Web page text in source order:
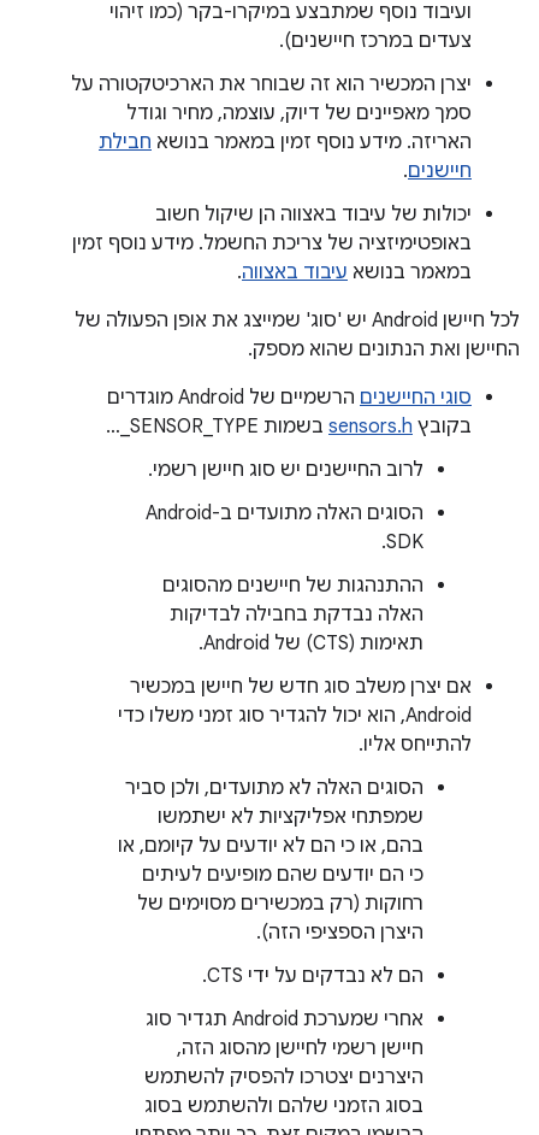
ועיבוד נוסף שמתבצע במיקרו-בקר (כמו זיהוי
צעדים במרכז חיישנים).
יצרן המכשיר הוא זה שבוחר את הארכיטקטורה על
סמך מאפיינים של דיוק, עוצמה, מחיר וגודל
האריזה. מידע נוסף זמין במאמר בנושא חבילת
חיישנים.
יכולות של עיבוד באצווה הן שיקול חשוב
באופטימיזציה של צריכת החשמל. מידע נוסף זמין
במאמר בנושא עיבוד באצווה.
לכל חיישן Android יש 'סוג' שמייצג את אופן הפעולה של
החיישן ואת הנתונים שהוא מספק.
סוגי החיישנים
הרשמיים של Android מוגדרים
בקובץ sensors.h בשמות SENSOR_TYPE_…
לרוב החיישנים יש סוג חיישן רשמי.
הסוגים האלה מתועדים ב-Android
SDK.
ההתנהגות של חיישנים מהסוגים
האלה נבדקת בחבילה לבדיקות
תאימות (CTS) של Android.
אם יצרן משלב סוג חדש של חיישן במכשיר
Android, הוא יכול להגדיר סוג זמני משלו כדי
להתייחס אליו.
הסוגים האלה לא מתועדים, ולכן סביר
שמפתחי אפליקציות לא ישתמשו
בהם, או כי הם לא יודעים על קיומם, או
כי הם יודעים שהם מופיעים לעיתים
רחוקות (רק במכשירים מסוימים של
היצרן הספציפי הזה).
הם לא נבדקים על ידי CTS.
אחרי שמערכת Android תגדיר סוג
חיישן רשמי לחיישן מהסוג הזה,
היצרנים יצטרכו להפסיק להשתמש
בסוג הזמני שלהם ולהשתמש בסוג